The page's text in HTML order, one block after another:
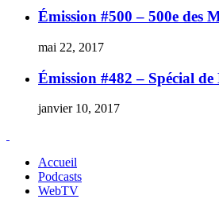
Émission #500 – 500e des
mai 22, 2017
Émission #482 – Spécial de
janvier 10, 2017
Accueil
Podcasts
WebTV